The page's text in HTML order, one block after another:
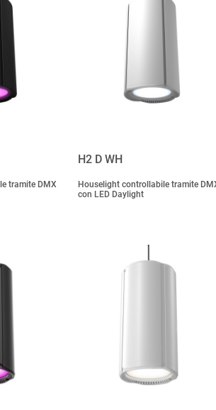
tramite DMX
H2 D WH
Houselight controllabile tramite
con LED Daylight